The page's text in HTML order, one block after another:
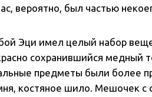
вероятно, был частью
Эци имел целый набор
сохранившийся медный
предметы были более
костяное шило. Мешочек с